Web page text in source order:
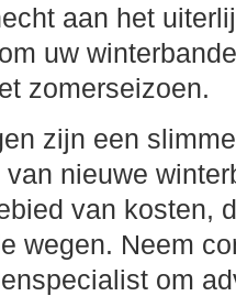
aan het
uw
zomerseizoen.
zijn een
nieuwe
van kosten,
wegen. Neem
om